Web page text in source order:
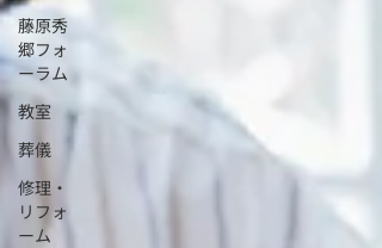
藤原秀
郷フォ
ーラム
教室
葬儀
修理・
リフォ
ーム